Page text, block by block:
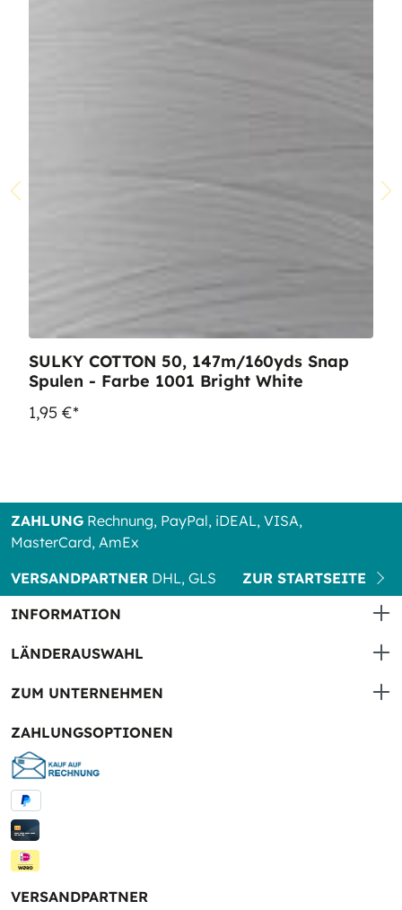
SULKY COTTON 50, 147m/160yds Snap
Spulen - Farbe 1001 Bright White
1,95 €*
ZAHLUNG Rechnung, PayPal, iDEAL, VISA,
MasterCard, AmEx
VERSANDPARTNER DHL, GLS
ZUR STARTSEITE
INFORMATION
LÄNDERAUSWAHL
ZUM UNTERNEHMEN
ZAHLUNGSOPTIONEN
VERSANDPARTNER